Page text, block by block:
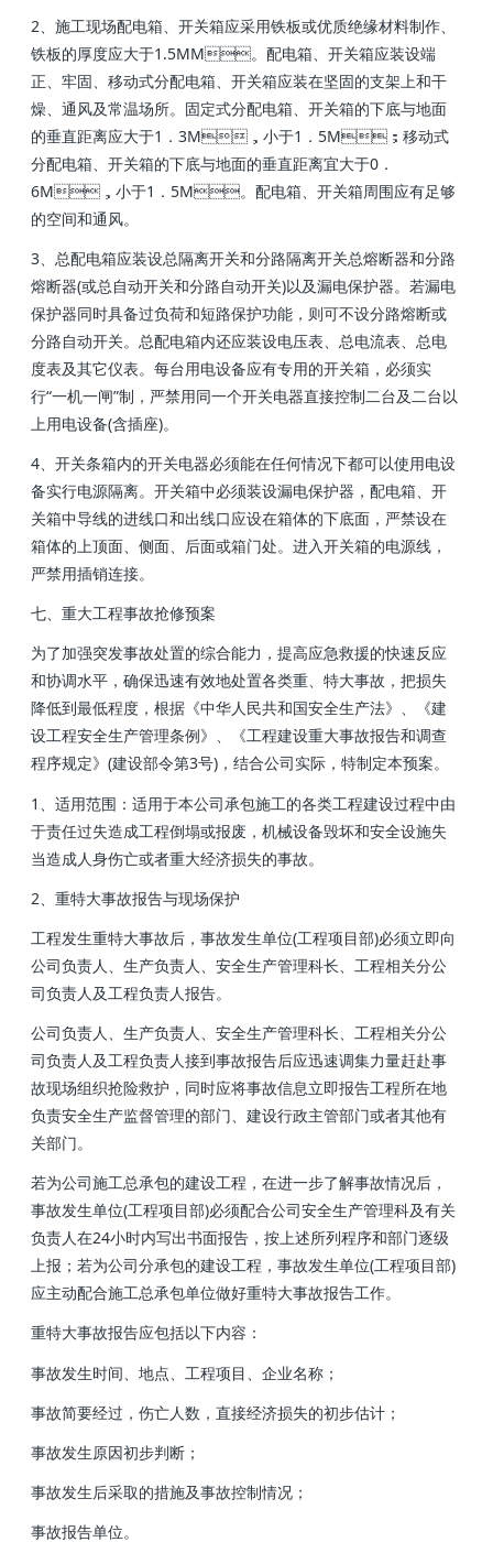
2、施工现场配电箱、开关箱应采用铁板或优质绝缘材料制作 、
铁板的厚度应大于1.5MM。配电箱、开关箱应装设端
正 、牢固、移动式分配电箱、开关箱应装在坚固的支架上和干
燥、通风及常温场所 。固定式分配电箱、开关箱的下底与地面
的垂直距离应大于1．3M，小于1．5M；移动式
分配电箱、开关箱的下底与地面的垂直距离宜大于0．
6M，小于1．5M。配电箱 、开关箱周围应有足够
的空间和通风。
3、总配电箱应装设总隔离开关和分路隔离开关总熔断器和分路
熔断器(或总自动开关和分路自动开关)以及漏电保护器。若漏电
保护器同时具备过负荷和短路保护功能 ，则可不设分路熔断或
分路自动开关 。总配电箱内还应装设电压表、总电流表 、总电
度表及其它仪表 。每台用电设备应有专用的开关箱，必须实
行“一机一闸”制，严禁用同一个开关电器直接控制二台及二台以
上用电设备(含插座)。
4 、开关条箱内的开关电器必须能在任何情况下都可以使用电设
备实行电源隔离。开关箱中必须装设漏电保护器，配电箱、开
关箱中导线的进线口和出线口应设在箱体的下底面 ，严禁设在
箱体的上顶面 、侧面、后面或箱门处。进入开关箱的电源线 ，
严禁用插销连接。
七 、重大工程事故抢修预案
为了加强突发事故处置的综合能力，提高应急救援的快速反应
和协调水平，确保迅速有效地处置各类重、特大事故 ，把损失
降低到最低程度 ，根据《中华人民共和国安全生产法》、《建
设工程安全生产管理条例》 、《工程建设重大事故报告和调查
程序规定》(建设部令第3号)，结合公司实际，特制定本预案。
1 、适用范围 ：适用于本公司承包施工的各类工程建设过程中由
于责任过失造成工程倒塌或报废 ，机械设备毁坏和安全设施失
当造成人身伤亡或者重大经济损失的事故。
2、重特大事故报告与现场保护
工程发生重特大事故后，事故发生单位(工程项目部)必须立即向
公司负责人、生产负责人、安全生产管理科长、工程相关分公
司负责人及工程负责人报告 。
公司负责人 、生产负责人、安全生产管理科长 、工程相关分公
司负责人及工程负责人接到事故报告后应迅速调集力量赶赴事
故现场组织抢险救护 ，同时应将事故信息立即报告工程所在地
负责安全生产监督管理的部门 、建设行政主管部门或者其他有
关部门。
若为公司施工总承包的建设工程，在进一步了解事故情况后 ，
事故发生单位(工程项目部)必须配合公司安全生产管理科及有关
负责人在24小时内写出书面报告，按上述所列程序和部门逐级
上报；若为公司分承包的建设工程 ，事故发生单位(工程项目部)
应主动配合施工总承包单位做好重特大事故报告工作。
重特大事故报告应包括以下内容 ：
事故发生时间、地点、工程项目、企业名称；
事故简要经过 ，伤亡人数 ，直接经济损失的初步估计；
事故发生原因初步判断 ；
事故发生后采取的措施及事故控制情况；
事故报告单位。